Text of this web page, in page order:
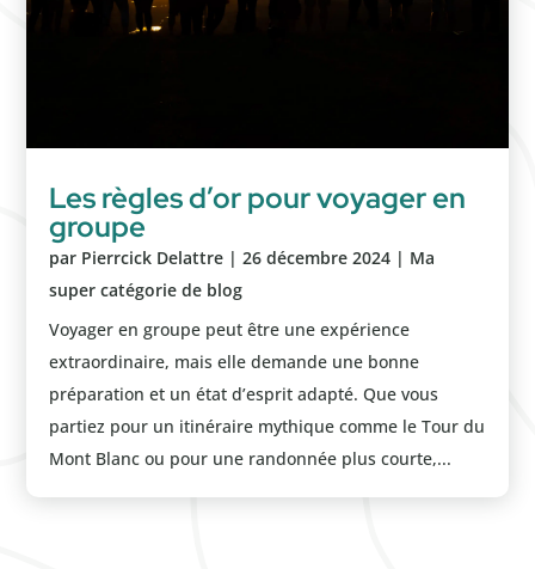
Les règles d’or pour voyager en
groupe
par Pierrcick Delattre |26 décembre 2024 | Ma
super catégorie de blog
Voyager en groupe peut être une expérience
extraordinaire, mais elle demande une bonne
préparation et un état d’esprit adapté. Que vous
partiez pour un itinéraire mythique comme le Tour du
Mont Blanc ou pour une randonnée plus courte,...